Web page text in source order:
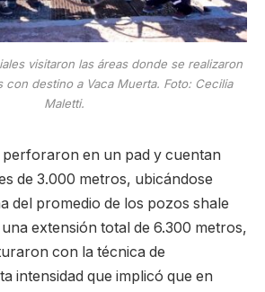
visitaron las áreas donde se realizaron
con destino a Vaca Muerta. Foto: Cecilia
Maletti.
perforaron en un pad y cuentan
de 3.000 metros, ubicándose
del promedio de los pozos shale
extensión total de 6.300 metros,
con la técnica de
intensidad que implicó que en